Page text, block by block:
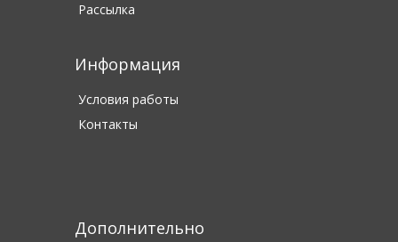
Рассылка
Информация
Условия работы
Контакты
Дополнительно